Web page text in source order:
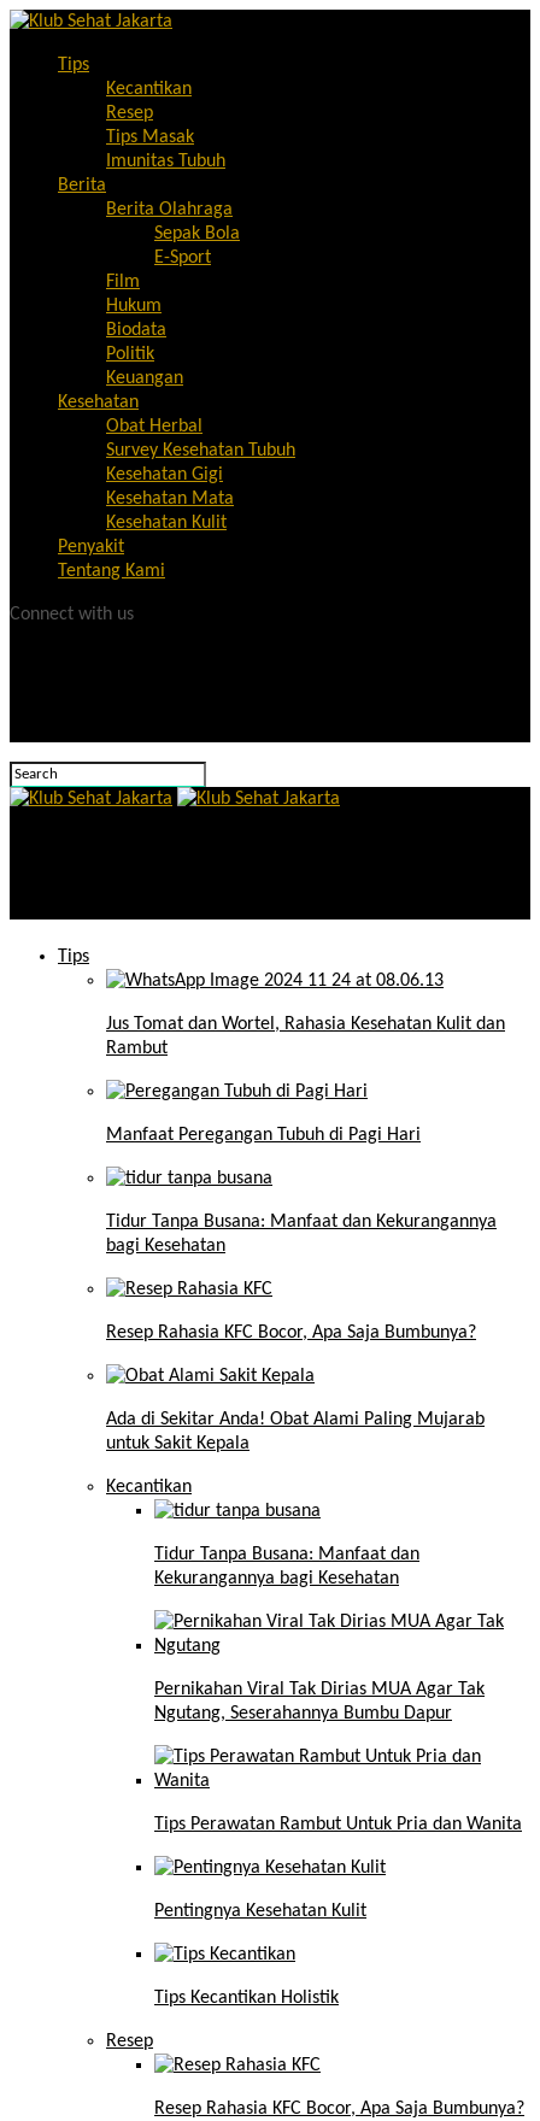
Tips
Kecantikan
Resep
Tips Masak
Imunitas Tubuh
Berita
Berita Olahraga
Sepak Bola
E-Sport
Film
Hukum
Biodata
Politik
Keuangan
Kesehatan
Obat Herbal
Survey Kesehatan Tubuh
Kesehatan Gigi
Kesehatan Mata
Kesehatan Kulit
Penyakit
Tentang Kami
Connect with us
Tips
Jus Tomat dan Wortel, Rahasia Kesehatan Kulit dan
Rambut
Manfaat Peregangan Tubuh di Pagi Hari
Tidur Tanpa Busana: Manfaat dan Kekurangannya
bagi Kesehatan
Resep Rahasia KFC Bocor, Apa Saja Bumbunya?
Ada di Sekitar Anda! Obat Alami Paling Mujarab
untuk Sakit Kepala
Kecantikan
Tidur Tanpa Busana: Manfaat dan
Kekurangannya bagi Kesehatan
Pernikahan Viral Tak Dirias MUA Agar Tak
Ngutang, Seserahannya Bumbu Dapur
Tips Perawatan Rambut Untuk Pria dan Wanita
Pentingnya Kesehatan Kulit
Tips Kecantikan Holistik
Resep
Resep Rahasia KFC Bocor, Apa Saja Bumbunya?